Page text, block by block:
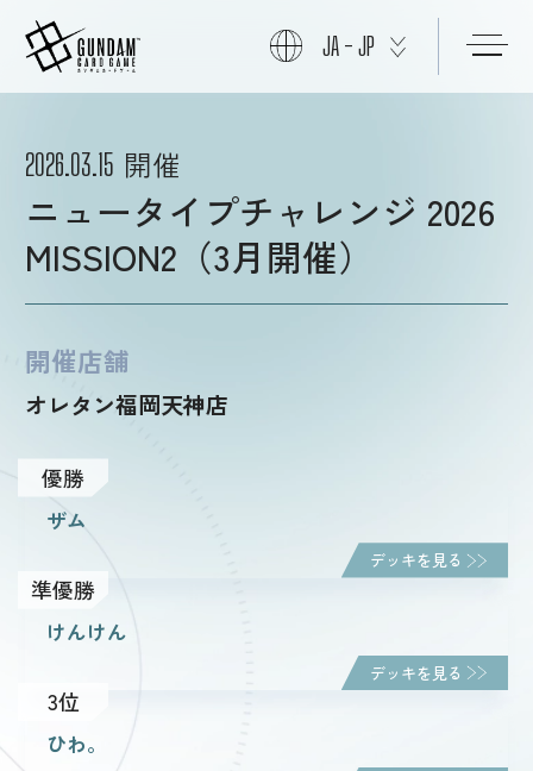
商品情報
カード
イベント
ルール・Q&A
ショップ
JA - JP
2026.03.15 開催
ニュータイプチャレンジ 2026
MISSION2（3月開催）
開催店舗
オレタン福岡天神店
優勝
ザム
デッキを見る
準優勝
けんけん
デッキを見る
3位
ひわ。